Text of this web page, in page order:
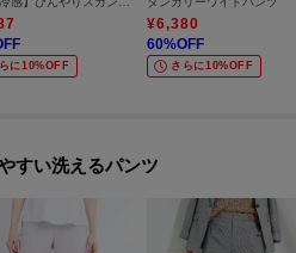
に10%OFF
¥6,380
60%OFF
さらに10%OFF
すい洗えるパンツ